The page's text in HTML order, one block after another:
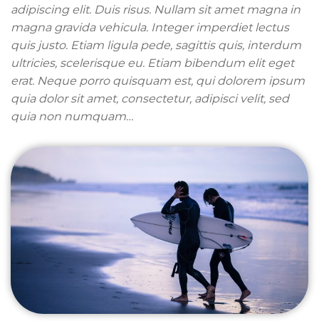
adipiscing elit. Duis risus. Nullam sit amet magna in
magna gravida vehicula. Integer imperdiet lectus
quis justo. Etiam ligula pede, sagittis quis, interdum
ultricies, scelerisque eu. Etiam bibendum elit eget
erat. Neque porro quisquam est, qui dolorem ipsum
quia dolor sit amet, consectetur, adipisci velit, sed
quia non numquam…